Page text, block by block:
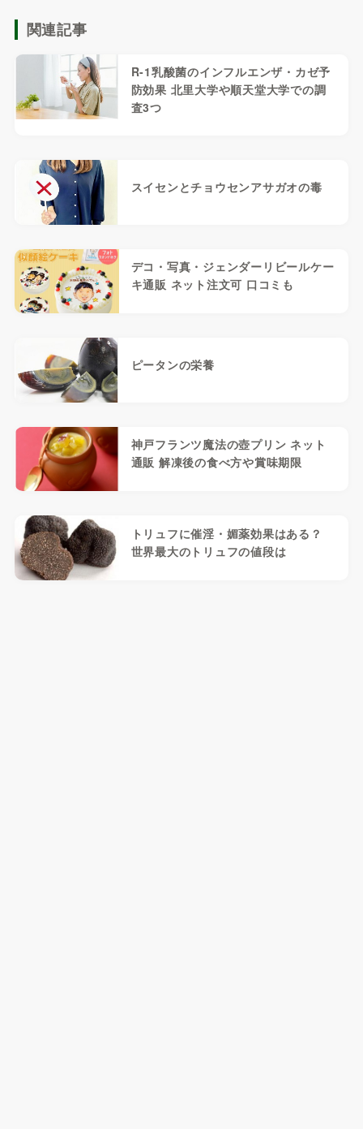
関連記事
R-1乳酸菌のインフルエンザ・カゼ予
防効果 北里大学や順天堂大学での調
査3つ
スイセンとチョウセンアサガオの毒
デコ・写真・ジェンダーリビールケー
キ通販 ネット注文可 口コミも
ピータンの栄養
神戸フランツ魔法の壺プリン ネット
通販 解凍後の食べ方や賞味期限
トリュフに催淫・媚薬効果はある？
世界最大のトリュフの値段は